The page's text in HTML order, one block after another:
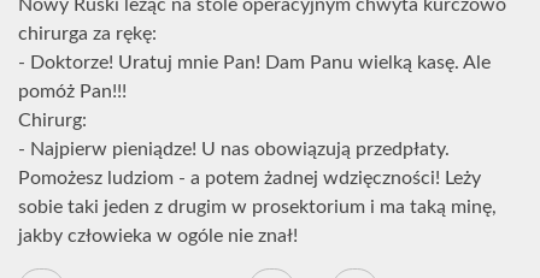
Nowy Ruski leżąc na stole operacyjnym chwyta kurczowo
chirurga za rękę:
- Doktorze! Uratuj mnie Pan! Dam Panu wielką kasę. Ale
pomóż Pan!!!
Chirurg:
- Najpierw pieniądze! U nas obowiązują przedpłaty.
Pomożesz ludziom - a potem żadnej wdzięczności! Leży
sobie taki jeden z drugim w prosektorium i ma taką minę,
jakby człowieka w ogóle nie znał!